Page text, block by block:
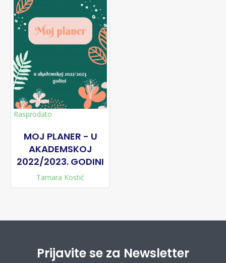
Rasprodato
MOJ PLANER - U
AKADEMSKOJ
2022/2023. GODINI
Tamara Kostić
Prijavite se za Newsletter